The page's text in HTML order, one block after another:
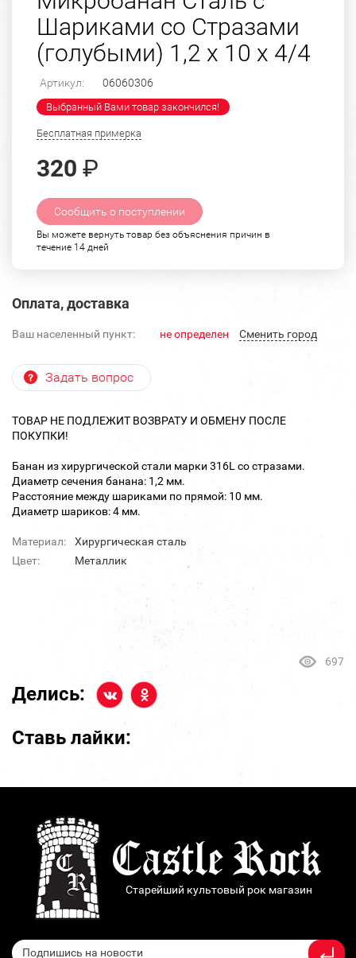
Шариками со Стразами
(голубыми) 1,2 х 10 х 4/4
Артикул: 06060306
Выбранный Вами товар закончился!
Бесплатная примерка
320 ₽
Сообщить о поступлении
Вы можете вернуть товар без объяснения причин в
течение 14 дней
Оплата, доставка
Ваш населенный пункт: не определен Cменить город
Задать вопрос
ТОВАР НЕ ПОДЛЕЖИТ ВОЗВРАТУ И ОБМЕНУ ПОСЛЕ
ПОКУПКИ!
Банан из хирургической стали марки 316L со стразами.
Диаметр сечения банана: 1,2 мм.
Расстояние между шариками по прямой: 10 мм.
Диаметр шариков: 4 мм.
Материал:
Хирургическая сталь
Цвет:
Металлик
697
Делись:
Ставь лайки:
Старейший культовый рок магазин